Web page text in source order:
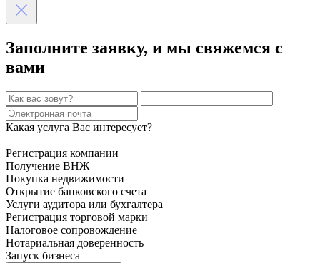
Заполните заявку, и мы свяжемся с
вами
Какая услуга Вас интересует?
Регистрация компании
Получение ВНЖ
Покупка недвижимости
Открытие банковского счета
Услуги аудитора или бухгалтера
Регистрация торговой марки
Налоговое сопровождение
Нотариальная доверенность
Запуск бизнеса